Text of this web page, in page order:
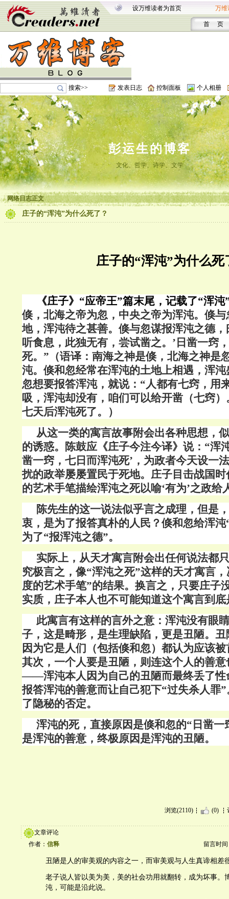
设万维读者为首页 万维
首 页
搜索>> 发表日志 控制面板 个人相册
彭运生的博客
文化、哲学、诗学、文学
网络日志正文
庄子的“浑沌”为什么死了？
庄子的“浑沌”为什么死
《庄子》“应帝王”篇末尾，记载了“浑沌
倏，北海之帝为忽，中央之帝为浑沌。倏
地，浑沌待之甚善。倏与忽谋报浑沌之德，
听食息，此独无有，尝试凿之。’日凿一窍
死。”（语译：南海之神是倏，北海之神是
沌。倏和忽经常在浑沌的土地上相遇，浑
忽想要报答浑沌，就说：“人都有七窍，用
吸，浑沌却没有，咱们可以给开凿（七窍
七天后浑沌死了。）
从这一类的寓言故事附会出各种思想，
的诱惑。陈鼓应《庄子今注今译》说：“浑
凿一窍，七日而浑沌死’，为政者今天设一
扰的政举屡屡置民于死地。庄子目击战国
的艺术手笔描绘浑沌之死以喻‘有为’之政给
陈先生的这一说法似乎言之成理，但是
衷，是为了报答真朴的人民？倏和忽给浑
为了“报浑沌之德”。
实际上，从天才寓言附会出任何说法都
究极言之，像“浑沌之死”这样的天才寓言
度的艺术手笔”的结果。换言之，只要庄子
实质，庄子本人也不可能知道这个寓言到
此寓言有这样的言外之意：浑沌没有眼
子，这是畸形，是生理缺陷，更是丑陋。
因为它是人们（包括倏和忽）都认为应该
其次，一个人要是丑陋，则连这个人的善
——浑沌本人因为自己的丑陋而最终丢了性
报答浑沌的善意而让自己犯下“过失杀人罪
了隐秘的否定。
浑沌的死，直接原因是倏和忽的“日凿一
是浑沌的善意，终极原因是浑沌的丑陋。
浏览(2110) (0)
文章评论
作者： 信释 留言时间
丑陋是人的审美观的内容之一，而审美观与人生真谛相差
老子说人皆以美为美，美的社会功用就翻转，成为坏事。
沌，可能是沿此说。